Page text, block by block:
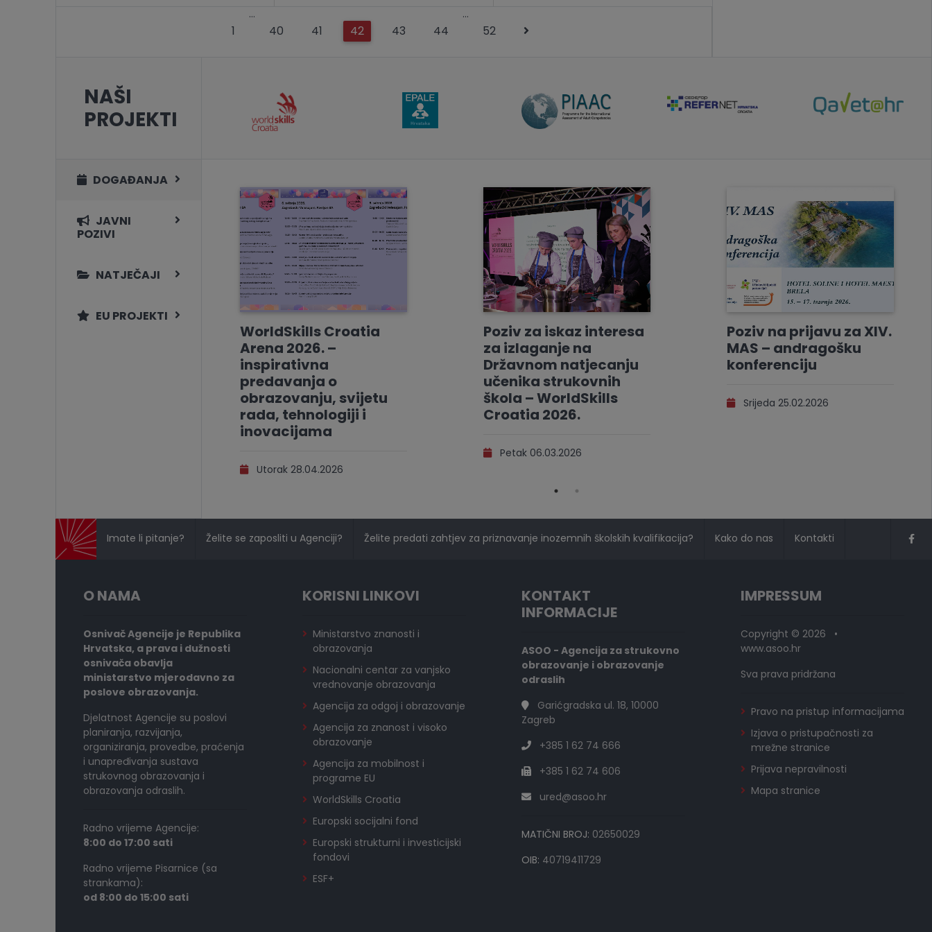
1
…
40 41 42 43 44
…
52
NAŠI
PROJEKTI
DOGAĐANJA
JAVNI
POZIVI
NATJEČAJI
EU PROJEKTI
WorldSkills Croatia
Arena 2026. –
inspirativna
predavanja o
obrazovanju, svijetu
rada, tehnologiji i
inovacijama
Utorak 28.04.2026
Poziv za iskaz interesa
za izlaganje na
Državnom natjecanju
učenika strukovnih
škola – WorldSkills
Croatia 2026.
Petak 06.03.2026
Poziv na prijavu za XIV.
MAS – andragošku
konferenciju
Srijeda 25.02.2026
Imate li pitanje? Želite se zaposliti u Agenciji? Želite predati zahtjev za priznavanje inozemnih školskih kvalifikacija? Kako do nas Kontakti
O NAMA
Osnivač Agencije je Republika
Hrvatska, a prava i dužnosti
osnivača obavlja
ministarstvo mjerodavno za
poslove obrazovanja.
Djelatnost Agencije su poslovi
planiranja, razvijanja,
organiziranja, provedbe, praćenja
i unapređivanja sustava
strukovnog obrazovanja i
obrazovanja odraslih.
Radno vrijeme Agencije:
8:00 do 17:00 sati
Radno vrijeme Pisarnice (sa
strankama):
od 8:00 do 15:00 sati
KORISNI LINKOVI
Ministarstvo znanosti i
obrazovanja
Nacionalni centar za vanjsko
vrednovanje obrazovanja
Agencija za odgoj i obrazovanje
Agencija za znanost i visoko
obrazovanje
Agencija za mobilnost i
programe EU
WorldSkills Croatia
Europski socijalni fond
Europski strukturni i investicijski
fondovi
ESF+
KONTAKT
INFORMACIJE
ASOO - Agencija za strukovno
obrazovanje i obrazovanje
odraslih
Garićgradska ul. 18, 10000
Zagreb
+385 1 62 74 666
+385 1 62 74 606
ured@asoo.hr
MATIČNI BROJ: 02650029
OIB: 40719411729
IMPRESSUM
Copyright © 2026 •
www.asoo.hr
Sva prava pridržana
Pravo na pristup informacijama
Izjava o pristupačnosti za
mrežne stranice
Prijava nepravilnosti
Mapa stranice